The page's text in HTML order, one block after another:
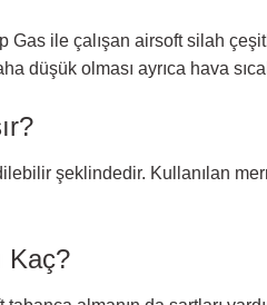
Gas ile çalışan airsoft silah
düşük olması ayrıca hava
şeklindedir. Kullanılan
Kaç?